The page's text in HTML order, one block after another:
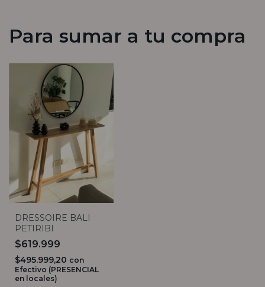
Para sumar a tu compra
DRESSOIRE BALI
PETIRIBI
$619.999
$495.999,20 con
Efectivo (PRESENCIAL
en locales)